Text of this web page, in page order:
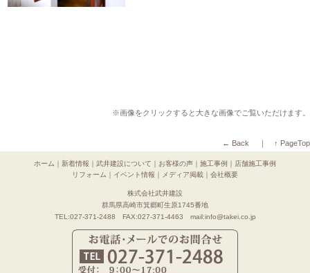
※画像をクリックすると大きな画像でご覧いただけます。
← Back ｜ ↑ PageTop
ホーム 新着情報 武井建設について お客様の声 施工事例
店舗施工事例
リフォーム
イベント情報 メディア掲載 会社概要
株式会社武井建設
群馬県高崎市箕郷町生原1745番地
TEL:027-371-2488 FAX:027-371-4463 mail:info@takei.co.jp